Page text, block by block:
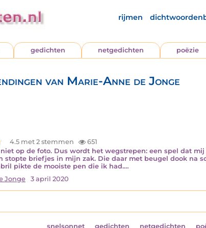
rijmen
gedichten netgedichten poëzie
van Marie-Anne de Jonge
4.5 met 2 stemmen
651
op de foto. Dus wordt het wegstrepen: een spel dat
stopte briefjes in mijn zak. Die daar met beugel dook na
pikte de mooiste pen die ik had.…
Jonge
3 april 2020
snelsonnet gedichten netgedichten